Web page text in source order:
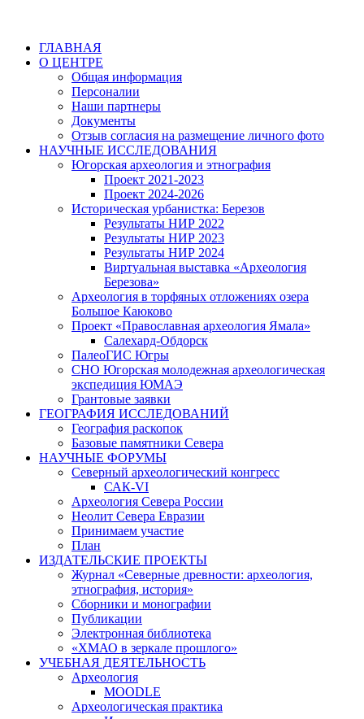
ГЛАВНАЯ
О ЦЕНТРЕ
Общая информация
Персоналии
Наши партнеры
Документы
Отзыв согласия на размещение личного фото
НАУЧНЫЕ ИССЛЕДОВАНИЯ
Югорская археология и этнография
Проект 2021-2023
Проект 2024-2026
Историческая урбанистка: Березов
Результаты НИР 2022
Результаты НИР 2023
Результаты НИР 2024
Виртуальная выставка «Археология
Березова»
Археология в торфяных отложениях озера
Большое Каюково
Проект «Православная археология Ямала»
Салехард-Обдорск
ПалеоГИС Югры
СНО Югорская молодежная археологическая
экспедиция ЮМАЭ
Грантовые заявки
ГЕОГРАФИЯ ИССЛЕДОВАНИЙ
География раскопок
Базовые памятники Севера
НАУЧНЫЕ ФОРУМЫ
Северный археологический конгресс
САК-VI
Археология Севера России
Неолит Севера Евразии
Принимаем участие
План
ИЗДАТЕЛЬСКИЕ ПРОЕКТЫ
Журнал «Северные древности: археология,
этнография, история»
Сборники и монографии
Публикации
Электронная библиотека
«ХМАО в зеркале прошлого»
УЧЕБНАЯ ДЕЯТЕЛЬНОСТЬ
Археология
MOODLE
Археологическая практика